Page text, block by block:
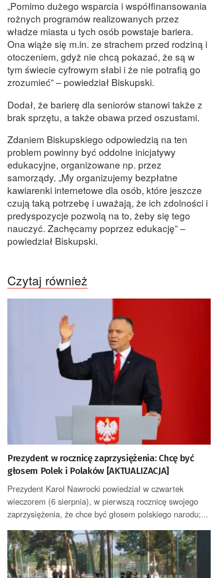
„Pomimo dużego wsparcia i współfinansowania
rożnych programów realizowanych przez
władze miasta u tych osób powstaje bariera.
Ona wiąże się m.in. ze strachem przed rodziną i
otoczeniem, gdyż nie chcą pokazać, że są w
tym świecie cyfrowym słabi i że nie potrafią go
zrozumieć” – powiedział Biskupski.
Dodał, że barierę dla seniorów stanowi także z
brak sprzętu, a także obawa przed oszustami.
Zdaniem Biskupskiego odpowiedzią na ten
problem powinny być oddolne inicjatywy
edukacyjne, organizowane np. przez
samorządy. „My organizujemy bezpłatne
kawiarenki internetowe dla osób, które jeszcze
czują taką potrzebę i uważają, że ich zdolności i
predyspozycje pozwolą na to, żeby się tego
nauczyć. Zachęcamy poprzez edukację” –
powiedział Biskupski.
Czytaj również
Prezydent w rocznicę zaprzysiężenia: Chcę być
głosem Polek i Polaków [AKTUALIZACJA]
Prezydent Karol Nawrocki powiedział w czwartek
wieczorem (6 sierpnia), w pierwszą rocznicę swojego
zaprzysiężenia, że chce być głosem polskiego narodu;...